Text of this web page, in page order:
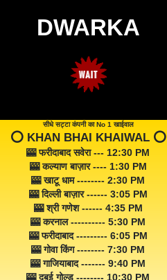
DWARKA
सीधे सट्टा कंपनी का No 1 खाईवाल
⭕️ KHAN BHAI KHAIWAL ⭕️
🎰 फरीदाबाद सवेरा --- 12:30 PM
🎰 कल्याण बाज़ार ---- 1:30 PM
🎰 खाटू धाम -------- 2:30 PM
🎰 दिल्ली बाज़ार ------ 3:05 PM
🎰 श्री गणेश ------ 4:35 PM
🎰 करनाल ---------- 5:30 PM
🎰 फरीदाबाद --------- 6:05 PM
🎰 गोवा किंग -------- 7:30 PM
🎰 गाजियाबाद ------- 9:40 PM
🎰 दुबई गोल्ड -------- 10:30 PM